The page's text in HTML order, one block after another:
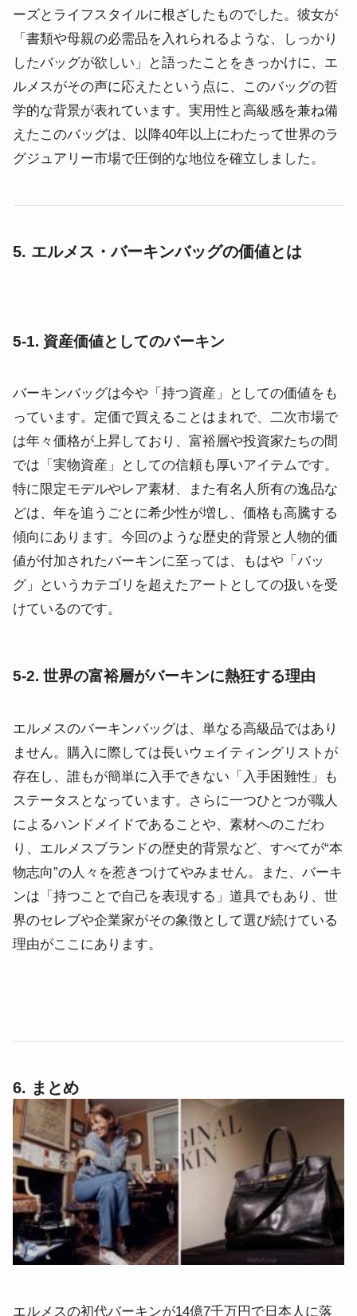
ーズとライフスタイルに根ざしたものでした。彼女が
「書類や母親の必需品を入れられるような、しっかり
したバッグが欲しい」と語ったことをきっかけに、エ
ルメスがその声に応えたという点に、このバッグの哲
学的な背景が表れています。実用性と高級感を兼ね備
えたこのバッグは、以降40年以上にわたって世界のラ
グジュアリー市場で圧倒的な地位を確立しました。
5. エルメス・バーキンバッグの価値とは
5-1. 資産価値としてのバーキン
バーキンバッグは今や「持つ資産」としての価値をも
っています。定価で買えることはまれで、二次市場で
は年々価格が上昇しており、富裕層や投資家たちの間
では「実物資産」としての信頼も厚いアイテムです。
特に限定モデルやレア素材、また有名人所有の逸品な
どは、年を追うごとに希少性が増し、価格も高騰する
傾向にあります。今回のような歴史的背景と人物的価
値が付加されたバーキンに至っては、もはや「バッ
グ」というカテゴリを超えたアートとしての扱いを受
けているのです。
5-2. 世界の富裕層がバーキンに熱狂する理由
エルメスのバーキンバッグは、単なる高級品ではあり
ません。購入に際しては長いウェイティングリストが
存在し、誰もが簡単に入手できない「入手困難性」も
ステータスとなっています。さらに一つひとつが職人
によるハンドメイドであることや、素材へのこだわ
り、エルメスブランドの歴史的背景など、すべてが“本
物志向”の人々を惹きつけてやみません。また、バーキ
ンは「持つことで自己を表現する」道具でもあり、世
界のセレブや企業家がその象徴として選び続けている
理由がここにあります。
6. まとめ
エルメスの初代バーキンが14億7千万円で日本人に落